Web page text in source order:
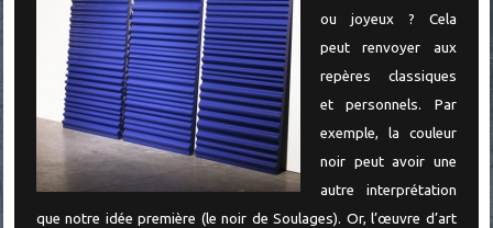
ou joyeux ? Cela
peut renvoyer aux
repères classiques
et personnels. Par
exemple, la couleur
noir peut avoir une
autre interprétation
que notre idée première (le noir de Soulages). Or, l’œuvre d’art